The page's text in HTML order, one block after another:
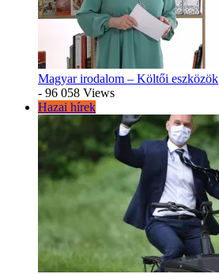
Magyar irodalom – Költői eszközök
- 96 058 Views
Hazai hírek